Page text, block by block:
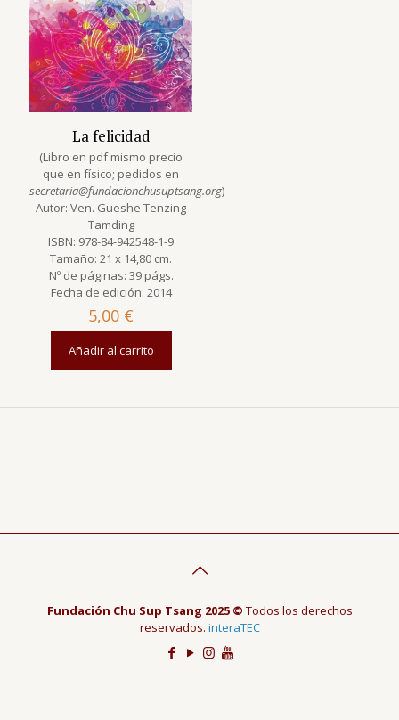
La felicidad
(Libro en pdf mismo precio
que en físico; pedidos en
secretaria@fundacionchusuptsang.org)
Autor: Ven. Gueshe Tenzing
Tamding
ISBN: 978-84-942548-1-9
Tamaño: 21 x 14,80 cm.
Nº de páginas: 39 págs.
Fecha de edición: 2014
5,00 €
Añadir al carrito
Fundación Chu Sup Tsang 2025 © Todos los derechos
reservados. interaTEC